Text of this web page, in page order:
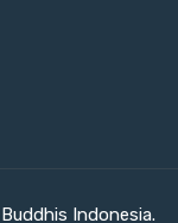
Indonesia.